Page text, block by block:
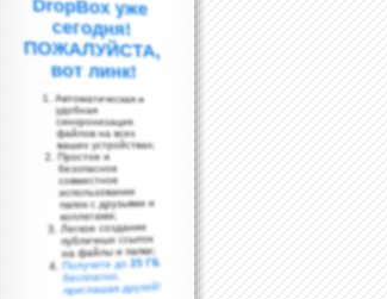
вот линк!
Автоматическая и
удобная
синхронизация
файлов на всех
ваших устройствах;
Простое и
безопасное
совместное
использование
папок с друзьями и
коллегами;
Легкое создание
публичных ссылок
на файлы и папки;
Получите до25 ГБ
бесплатно,
приглашая друзей!